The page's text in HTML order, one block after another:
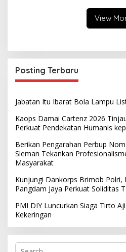
View
Posting Terbaru
Jabatan Itu Ibarat Bola Lampu
Kaops Damai Cartenz 2026
Perkuat Pendekatan Humanis
Berikan Pengarahan Perbup
Sleman Tekankan
Masyarakat
Kunjungi Dankorps Brimob Polri,
Pangdam Jaya Perkuat Soliditas
PMI DIY Luncurkan Siaga Tirto
Kekeringan
S